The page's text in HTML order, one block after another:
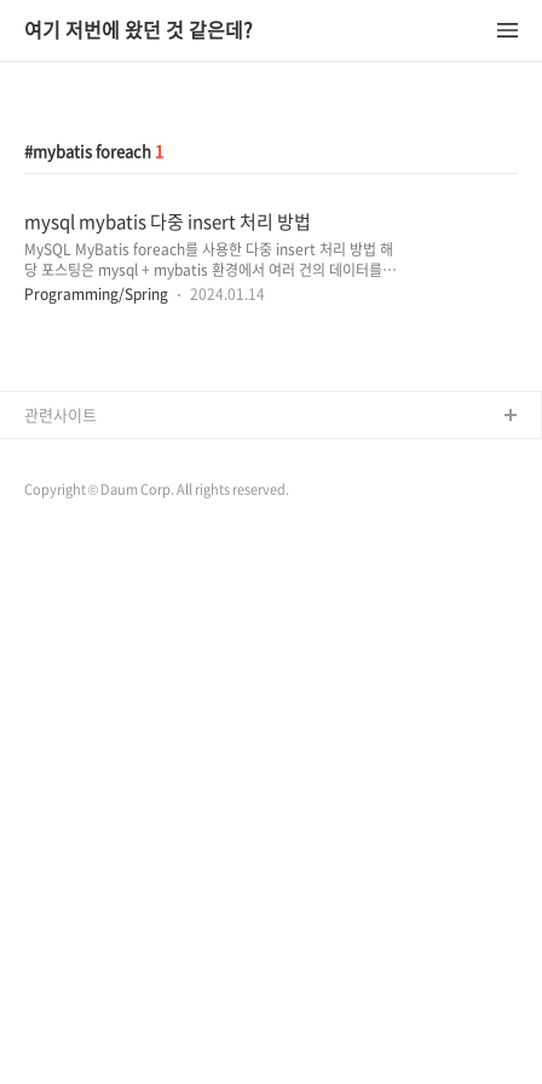
여기 저번에 왔던 것 같은데?
mybatis foreach 1
mysql mybatis 다중 insert 처리 방법
MySQL MyBatis foreach를 사용한 다중 insert 처리 방법 해
당 포스팅은 mysql + mybatis 환경에서 여러 건의 데이터를
insert 해야 할 때 mybatis에서 지원하는 foreach 문을 활용하
여 효율성을 높이는 방법에 대한 내용입니다. (아래 예시를 통해
public void insertExample1() { List productList =
Programming/Spring 2024.01.14
Copyright © Daum Corp. All rights reserved.
관련사이트